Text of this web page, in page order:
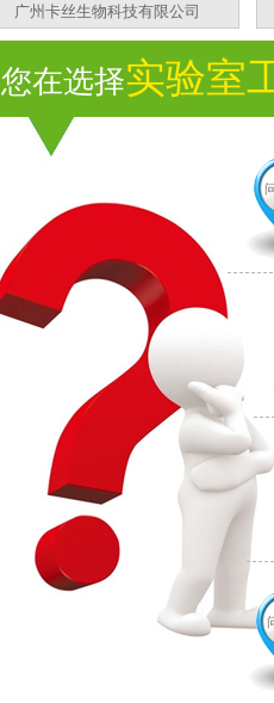
广州卡丝生物科技有限公司
您在选择实验室